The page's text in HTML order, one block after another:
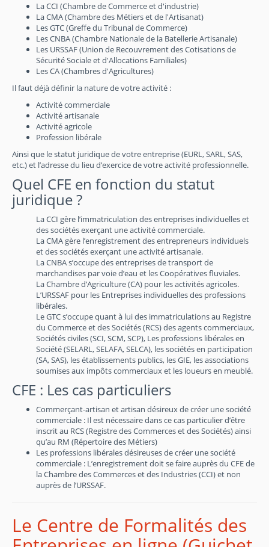
La CCI (Chambre de Commerce et d'industrie)
La CMA (Chambre des Métiers et de l'Artisanat)
Les GTC (Greffe du Tribunal de Commerce)
Les CNBA (Chambre Nationale de la Batellerie Artisanale)
Les URSSAF (Union de Recouvrement des Cotisations de
Sécurité Sociale et d'Allocations Familiales)
Les CA (Chambres d'Agricultures)
Il faut déjà définir la nature de votre activité :
Activité commerciale
Activité artisanale
Activité agricole
Profession libérale
Ainsi que le statut juridique de votre entreprise (EURL, SARL, SAS,
etc.) et l’adresse du lieu d’exercice de votre activité professionnelle.
Quel CFE en fonction du statut
juridique ?
La CCI gère l’immatriculation des entreprises individuelles et
des sociétés exerçant une activité commerciale.
La CMA gère l’enregistrement des entrepreneurs individuels
et des sociétés exerçant une activité artisanale.
La CNBA s’occupe des entreprises de transport de
marchandises par voie d’eau et les Coopératives fluviales.
La Chambre d’Agriculture (CA) pour les activités agricoles.
L’URSSAF pour les Entreprises individuelles des professions
libérales.
Le GTC s’occupe quant à lui des immatriculations au Registre
du Commerce et des Sociétés (RCS) des agents commerciaux,
Sociétés civiles (SCI, SCM, SCP), Les professions libérales en
Société (SELARL, SELAFA, SELCA), les sociétés en participation
(SA, SAS), les établissements publics, les GIE, les associations
soumises aux impôts commerciaux et les loueurs en meublé.
CFE : Les cas particuliers
Commerçant-artisan et artisan désireux de créer une société
commerciale : Il est nécessaire dans ce cas particulier d’être
inscrit au RCS (Registre des Commerces et des Sociétés) ainsi
qu’au RM (Répertoire des Métiers)
Les professions libérales désireuses de créer une société
commerciale : L’enregistrement doit se faire auprès du CFE de
la Chambre des Commerces et des Industries (CCI) et non
auprès de l’URSSAF.
Le Centre de Formalités des